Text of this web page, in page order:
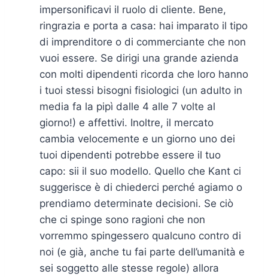
impersonificavi il ruolo di cliente. Bene,
ringrazia e porta a casa: hai imparato il tipo
di imprenditore o di commerciante che non
vuoi essere. Se dirigi una grande azienda
con molti dipendenti ricorda che loro hanno
i tuoi stessi bisogni fisiologici (un adulto in
media fa la pipì dalle 4 alle 7 volte al
giorno!) e affettivi. Inoltre, il mercato
cambia velocemente e un giorno uno dei
tuoi dipendenti potrebbe essere il tuo
capo: sii il suo modello. Quello che Kant ci
suggerisce è di chiederci perché agiamo o
prendiamo determinate decisioni. Se ciò
che ci spinge sono ragioni che non
vorremmo spingessero qualcuno contro di
noi (e già, anche tu fai parte dell’umanità e
sei soggetto alle stesse regole) allora